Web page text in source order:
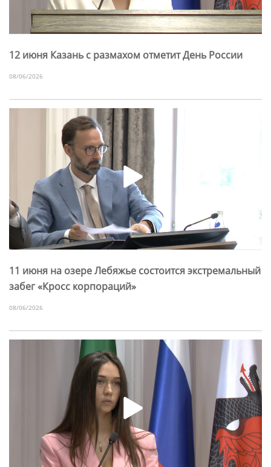
12 июня Казань с размахом отметит День России
08/06/2026
11 июня на озере Лебяжье состоится экстремальный
забег «Кросс корпораций»
08/06/2026